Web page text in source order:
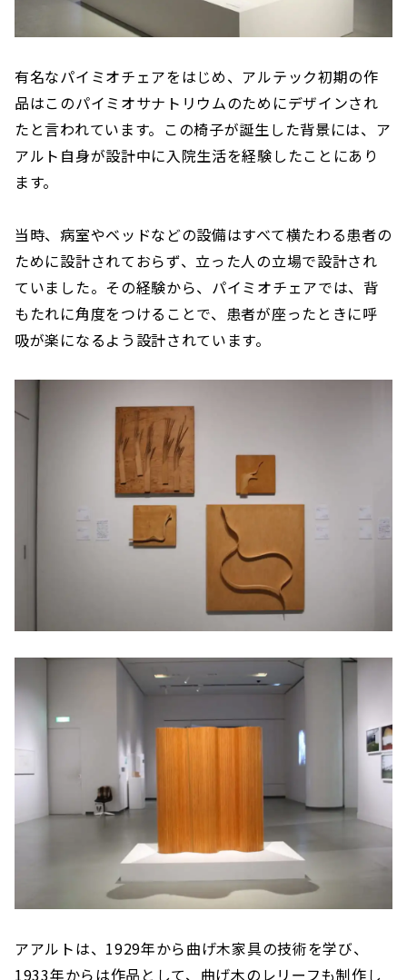
有名なパイミオチェアをはじめ、アルテック初期の作
品はこのパイミオサナトリウムのためにデザインされ
たと言われています。この椅子が誕生した背景には、ア
アルト自身が設計中に入院生活を経験したことにあり
ます。
当時、病室やベッドなどの設備はすべて横たわる患者の
ために設計されておらず、立った人の立場で設計され
ていました。その経験から、パイミオチェアでは、背
もたれに角度をつけることで、患者が座ったときに呼
吸が楽になるよう設計されています。
アアルトは、1929年から曲げ木家具の技術を学び、
1933年からは作品として、曲げ木のレリーフも制作し